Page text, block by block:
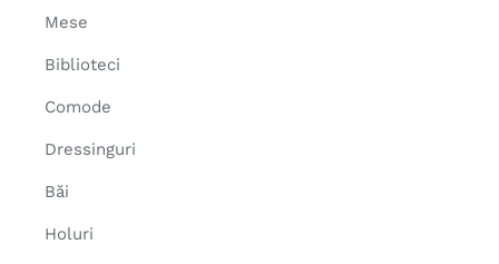
Mese
Biblioteci
Comode
Dressinguri
Băi
Holuri